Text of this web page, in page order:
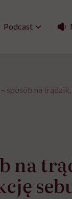
Podcast
– sposób na
na